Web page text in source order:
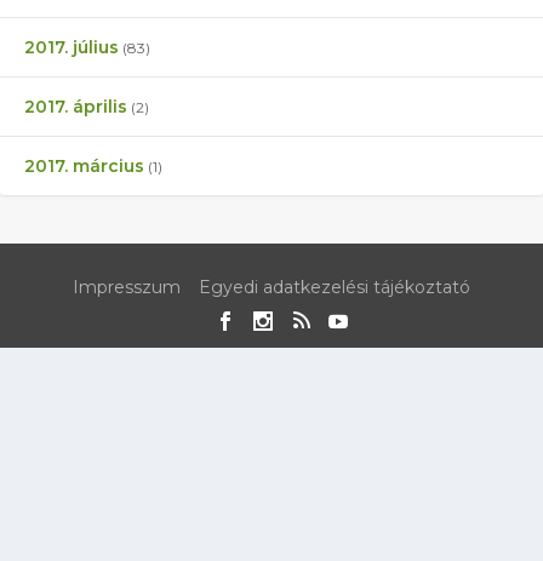
2017. július (83)
2017. április (2)
2017. március (1)
Impresszum Egyedi adatkezelési tájékoztató